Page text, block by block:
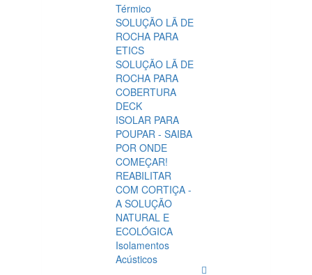
Térmico
SOLUÇÃO LÃ DE
ROCHA PARA
ETICS
SOLUÇÃO LÃ DE
ROCHA PARA
COBERTURA
DECK
ISOLAR PARA
POUPAR - SAIBA
POR ONDE
COMEÇAR!
REABILITAR
COM CORTIÇA -
A SOLUÇÃO
NATURAL E
ECOLÓGICA
Isolamentos
Acústicos